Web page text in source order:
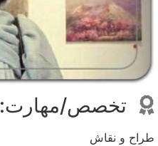
تخصص/مهارت:
طراح و نقاش